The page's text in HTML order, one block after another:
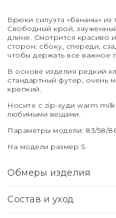
Брюки силуэта «бананы»
Свободный крой,
длине. Смотрится красиво
сторон: сбоку, спереди,
чтобы держать все важное
В основе изделия редкий
стандартный футер, очень
крепкий.
Носите с zip-худи warm
любимыми вещами.
Параметры модели: 83/58/
На модели размер S
Обмеры изделия
Состав и уход